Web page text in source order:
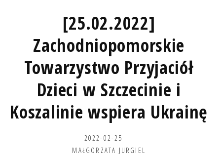
[25.02.2022]
Zachodniopomorskie
Towarzystwo Przyjaciół
Dzieci w Szczecinie i
Koszalinie wspiera Ukrainę
2022-02-25
MAŁGORZATA JURGIEL